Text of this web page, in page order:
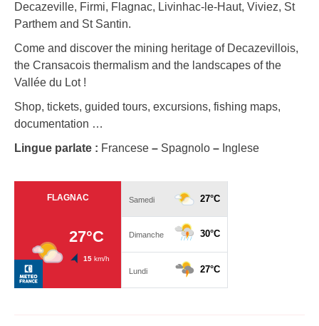
Decazeville, Firmi, Flagnac, Livinhac-le-Haut, Viviez, St
Parthem and St Santin.
Come and discover the mining heritage of Decazevillois,
the Cransacois thermalism and the landscapes of the
Vallée du Lot !
Shop, tickets, guided tours, excursions, fishing maps,
documentation …
Lingue parlate : Francese – Spagnolo – Inglese